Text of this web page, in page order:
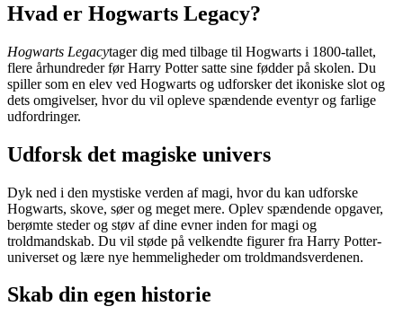
Hvad er Hogwarts Legacy?
Hogwarts Legacytager dig med tilbage til Hogwarts i 1800-tallet,
flere århundreder før Harry Potter satte sine fødder på skolen. Du
spiller som en elev ved Hogwarts og udforsker det ikoniske slot og
dets omgivelser, hvor du vil opleve spændende eventyr og farlige
udfordringer.
Udforsk det magiske univers
Dyk ned i den mystiske verden af magi, hvor du kan udforske
Hogwarts, skove, søer og meget mere. Oplev spændende opgaver,
berømte steder og støv af dine evner inden for magi og
troldmandskab. Du vil støde på velkendte figurer fra Harry Potter-
universet og lære nye hemmeligheder om troldmandsverdenen.
Skab din egen historie